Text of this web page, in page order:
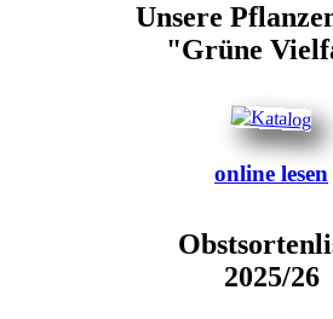
Unsere
"Grüne
online lesen
2025/26